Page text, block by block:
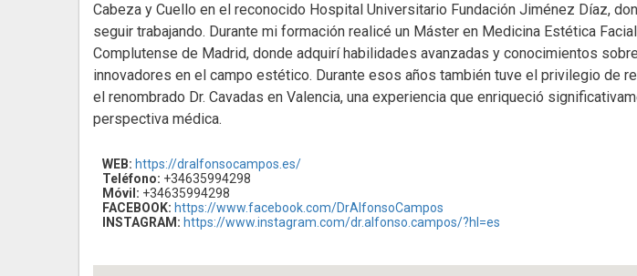
Cabeza y Cuello en el reconocido Hospital Universitario Fundación Jiménez Díaz,
seguir trabajando. Durante mi formación realicé un Máster en Medicina Estética
Complutense de Madrid, donde adquirí habilidades avanzadas y conocimientos
innovadores en el campo estético. Durante esos años también tuve el privilegio de
el renombrado Dr. Cavadas en Valencia, una experiencia que enriqueció
perspectiva médica.
WEB: https://dralfonsocampos.es/
Teléfono: +34635994298
Móvil: +34635994298
FACEBOOK: https://www.facebook.com/DrAlfonsoCampos
INSTAGRAM: https://www.instagram.com/dr.alfonso.campos/?hl=es